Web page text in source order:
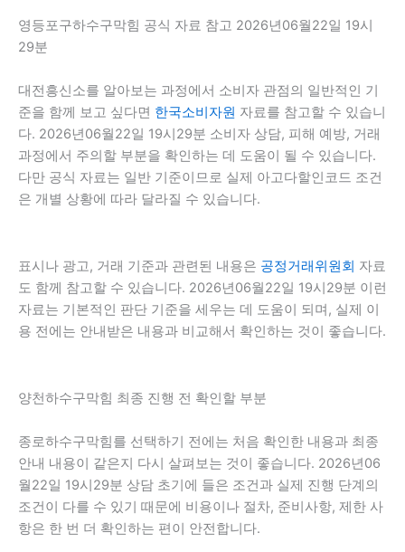
영등포구하수구막힘 공식 자료 참고 2026년06월22일 19시
29분
대전흥신소를 알아보는 과정에서 소비자 관점의 일반적인 기
준을 함께 보고 싶다면 한국소비자원 자료를 참고할 수 있습니
다. 2026년06월22일 19시29분 소비자 상담, 피해 예방, 거래
과정에서 주의할 부분을 확인하는 데 도움이 될 수 있습니다.
다만 공식 자료는 일반 기준이므로 실제 아고다할인코드 조건
은 개별 상황에 따라 달라질 수 있습니다.
표시나 광고, 거래 기준과 관련된 내용은 공정거래위원회 자료
도 함께 참고할 수 있습니다. 2026년06월22일 19시29분 이런
자료는 기본적인 판단 기준을 세우는 데 도움이 되며, 실제 이
용 전에는 안내받은 내용과 비교해서 확인하는 것이 좋습니다.
양천하수구막힘 최종 진행 전 확인할 부분
종로하수구막힘를 선택하기 전에는 처음 확인한 내용과 최종
안내 내용이 같은지 다시 살펴보는 것이 좋습니다. 2026년06
월22일 19시29분 상담 초기에 들은 조건과 실제 진행 단계의
조건이 다를 수 있기 때문에 비용이나 절차, 준비사항, 제한 사
항은 한 번 더 확인하는 편이 안전합니다.